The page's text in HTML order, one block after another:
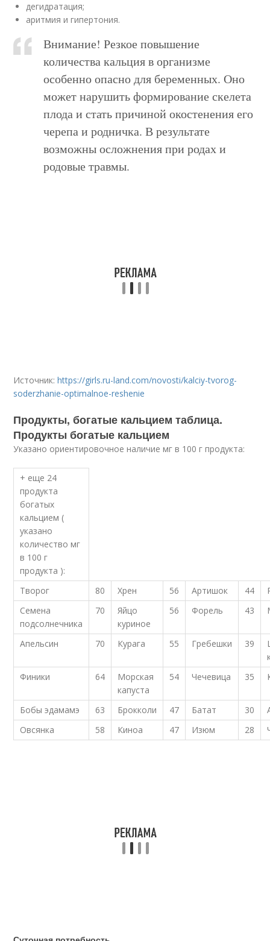
дегидратация;
аритмия и гипертония.
Внимание! Резкое повышение
количества кальция в организме
особенно опасно для беременных. Оно
может нарушить формирование скелета
плода и стать причиной окостенения его
черепа и родничка. В результате
возможны осложнения при родах и
родовые травмы.
Источник:https://girls.ru-land.com/novosti/kalciy-tvorog-
soderzhanie-optimalnoe-reshenie
Продукты, богатые кальцием таблица.
Продукты богатые кальцием
Указано ориентировочное наличие мг в 100 г продукта:
+ еще 24
продукта
богатых
кальцием (
указано
количество мг
в 100 г
продукта ):
Творог
80 Хрен 56 Артишок 44
Семена
подсолнечника
70
Яйцо
куриное
56 Форель 43
Апельсин 70 Курага 55 Гребешки 39
Финики
64
Морская
капуста
54 Чечевица 35
Бобы эдамамэ 63 Брокколи 47 Батат 30
Овсянка
58 Киноа 47 Изюм 28